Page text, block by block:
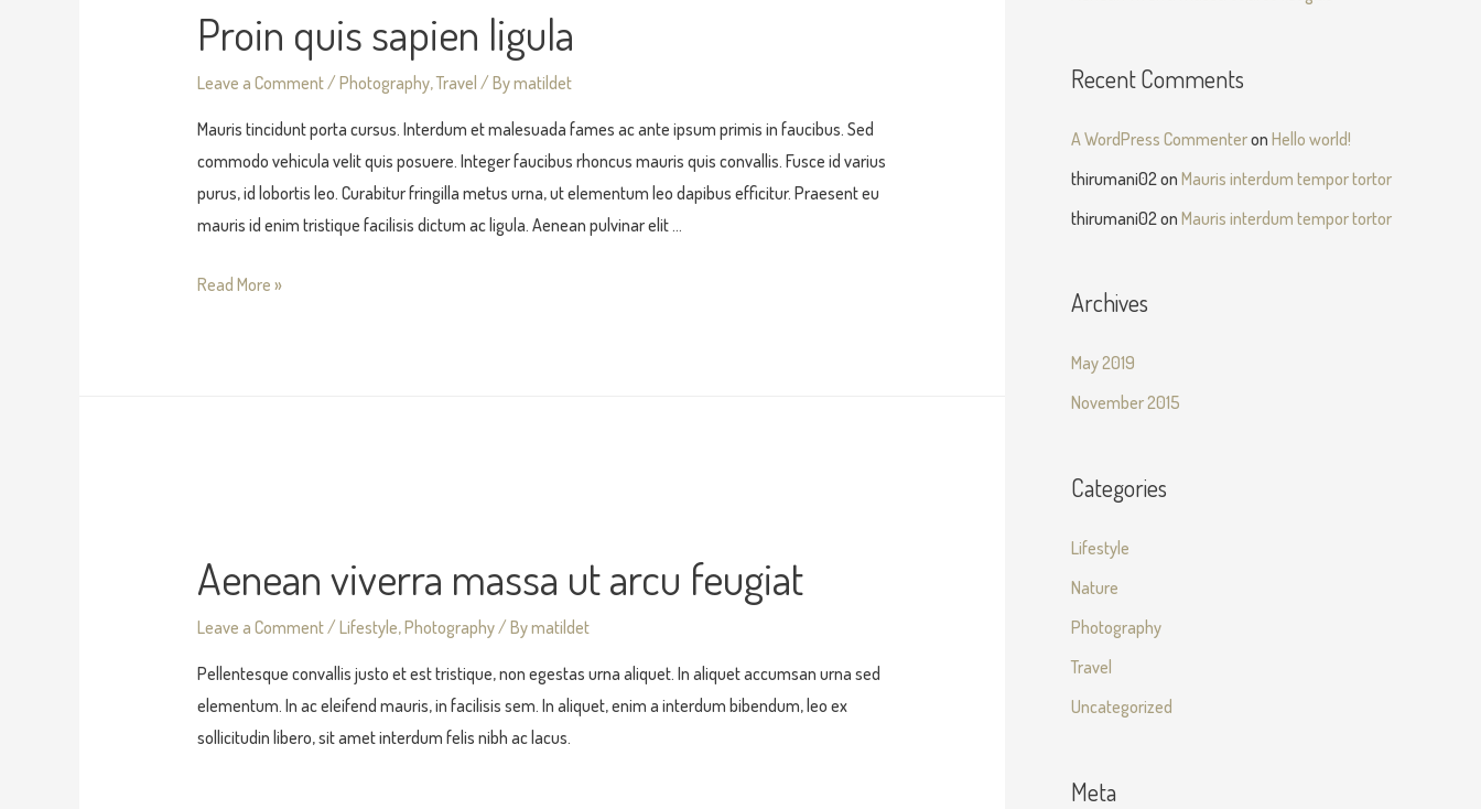
Proin quis sapien ligula
Leave a Comment/Photography,Travel / Bymatildet
Mauris tincidunt porta cursus. Interdum et malesuada fames ac ante ipsum primis in faucibus. Sed
commodo vehicula velit quis posuere. Integer faucibus rhoncus mauris quis convallis. Fusce id varius
purus, id lobortis leo. Curabitur fringilla metus urna, ut elementum leo dapibus efficitur. Praesent eu
mauris id enim tristique facilisis dictum ac ligula. Aenean pulvinar elit …
Read More »
Aenean viverra massa ut arcu feugiat
Leave a Comment/Lifestyle,Photography/ Bymatildet
Pellentesque convallis justo et est tristique, non egestas urna aliquet. In aliquet accumsan urna sed
elementum. In ac eleifend mauris, in facilisis sem. In aliquet, enim a interdum bibendum, leo ex
sollicitudin libero, sit amet interdum felis nibh ac lacus.
Recent Comments
A WordPress Commenteron Hello world!
thirumani02 on Mauris interdum tempor tortor
thirumani02 on Mauris interdum tempor tortor
Archives
May 2019
November 2015
Categories
Lifestyle
Nature
Photography
Travel
Uncategorized
Meta